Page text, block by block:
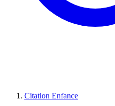
Citation Enfance